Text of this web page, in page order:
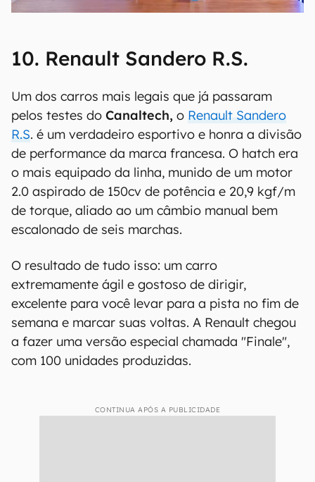
10. Renault Sandero R.S.
Um dos carros mais legais que já passaram
pelos testes do Canaltech, o Renault Sandero
R.S. é um verdadeiro esportivo e honra a divisão
de performance da marca francesa. O hatch era
o mais equipado da linha, munido de um motor
2.0 aspirado de 150cv de potência e 20,9 kgf/m
de torque, aliado ao um câmbio manual bem
escalonado de seis marchas.
O resultado de tudo isso: um carro
extremamente ágil e gostoso de dirigir,
excelente para você levar para a pista no fim de
semana e marcar suas voltas. A Renault chegou
a fazer uma versão especial chamada "Finale",
com 100 unidades produzidas.
CONTINUA APÓS A PUBLICIDADE